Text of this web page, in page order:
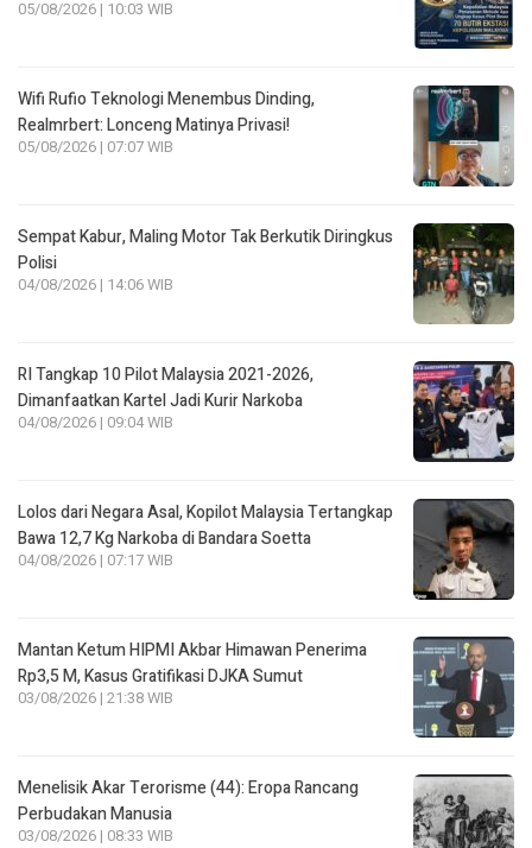
05/08/2026 | 10:03 WIB
Wifi Rufio Teknologi Menembus Dinding,
Realmrbert: Lonceng Matinya Privasi!
05/08/2026 | 07:07 WIB
Sempat Kabur, Maling Motor Tak Berkutik Diringkus
Polisi
04/08/2026 | 14:06 WIB
RI Tangkap 10 Pilot Malaysia 2021-2026,
Dimanfaatkan Kartel Jadi Kurir Narkoba
04/08/2026 | 09:04 WIB
Lolos dari Negara Asal, Kopilot Malaysia Tertangkap
Bawa 12,7 Kg Narkoba di Bandara Soetta
04/08/2026 | 07:17 WIB
Mantan Ketum HIPMI Akbar Himawan Penerima
Rp3,5 M, Kasus Gratifikasi DJKA Sumut
03/08/2026 | 21:38 WIB
Menelisik Akar Terorisme (44): Eropa Rancang
Perbudakan Manusia
03/08/2026 | 08:33 WIB